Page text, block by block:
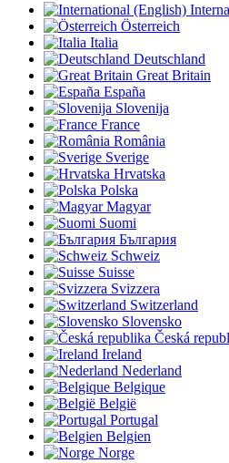
Österreich
Italia
Deutschland
Great Britain
España
Slovenija
France
România
Sverige
Hrvatska
Polska
Magyar
Suomi
България
Schweiz
Suisse
Svizzera
Switzerland
Slovensko
Česká
Ireland
Nederland
Belgique
België
Portugal
Belgien
Norge